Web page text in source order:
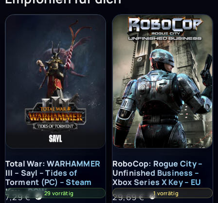
Total War: WARHAMMER III – Sayl – Tides of Torment (PC) –
Total War: WARHAMMER
III – Sayl – Tides of
Torment (PC) – Steam
Key – ROW
7,29€ 29 vorrätig
RoboCop: Rogue City –
RoboCop: Rogue City –
Unfinished Business –
Xbox Series X Key – EU
29,69€ 1 vorrätig